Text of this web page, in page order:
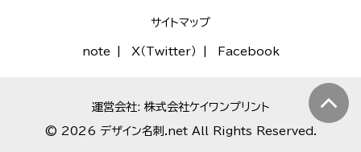
サイトマップ
note X（Twitter） Facebook
運営会社: 株式会社ケイワンプリント
© 2026 デザイン名刺.net All Rights Reserved.